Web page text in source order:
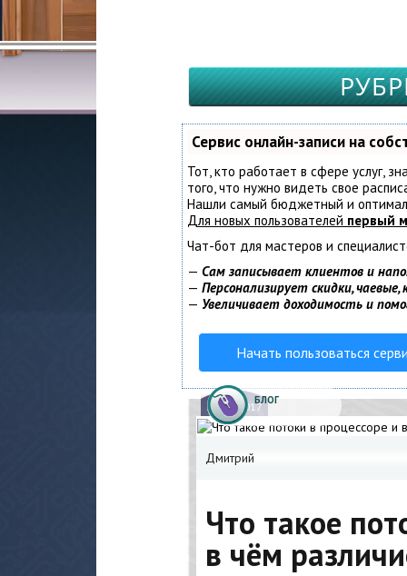
Сервис онлайн-записи на
Тот, кто работает в сфере услуг,
того, что нужно видеть свое
Нашли самый бюджетный и
Для новых пользователей первый
Чат-бот для мастеров и
— Сам записывает клиентов и
— Персонализирует скидки,
— Увеличивает доходимость и
Начать пользоваться
14.10.2017
БЛОГ
Дмитрий
Что такое
в чём